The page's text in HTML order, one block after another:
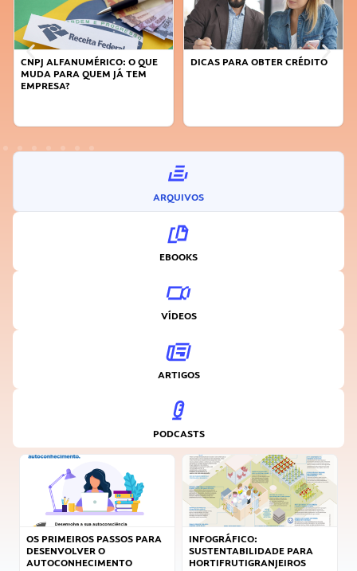
CNPJ ALFANUMÉRICO: O QUE
MUDA PARA QUEM JÁ TEM
EMPRESA?
DICAS PARA OBTER CRÉDITO
ARQUIVOS
EBOOKS
VÍDEOS
ARTIGOS
PODCASTS
OS PRIMEIROS PASSOS PARA
DESENVOLVER O
AUTOCONHECIMENTO
INFOGRÁFICO:
SUSTENTABILIDADE PARA
HORTIFRUTIGRANJEIROS